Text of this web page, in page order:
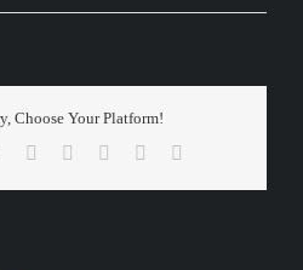
Choose Your Platform!
LinkedInWhatsApp
TumblrPinterest